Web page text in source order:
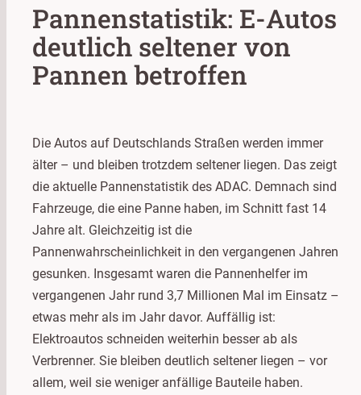
Pannenstatistik: E-Autos
deutlich seltener von
Pannen betroffen
Die Autos auf Deutschlands Straßen werden immer
älter – und bleiben trotzdem seltener liegen. Das zeigt
die aktuelle Pannenstatistik des ADAC. Demnach sind
Fahrzeuge, die eine Panne haben, im Schnitt fast 14
Jahre alt. Gleichzeitig ist die
Pannenwahrscheinlichkeit in den vergangenen Jahren
gesunken. Insgesamt waren die Pannenhelfer im
vergangenen Jahr rund 3,7 Millionen Mal im Einsatz –
etwas mehr als im Jahr davor. Auffällig ist:
Elektroautos schneiden weiterhin besser ab als
Verbrenner. Sie bleiben deutlich seltener liegen – vor
allem, weil sie weniger anfällige Bauteile haben.